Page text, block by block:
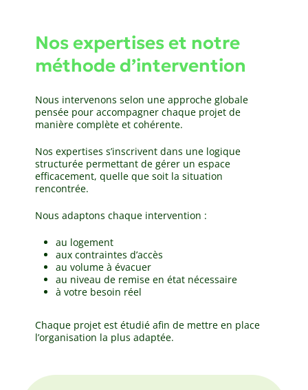
Nos expertises et notre
méthode d’intervention
Nous intervenons selon une approche globale
pensée pour accompagner chaque projet de
manière complète et cohérente.
Nos expertises s’inscrivent dans une logique
structurée permettant de gérer un espace
efficacement, quelle que soit la situation
rencontrée.
Nous adaptons chaque intervention :
au logement
aux contraintes d’accès
au volume à évacuer
au niveau de remise en état nécessaire
à votre besoin réel
Chaque projet est étudié afin de mettre en place
l’organisation la plus adaptée.